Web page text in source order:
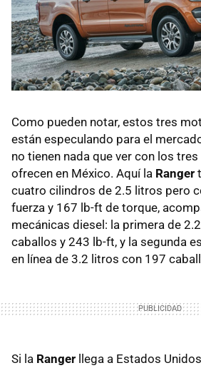
Como pueden notar, estos tres
están especulando para el
no tienen nada que ver con los
ofrecen en México. Aquí la Ranger
cuatro cilindros de 2.5 litros pero
fuerza y 167 lb-ft de torque,
mecánicas diesel: la primera de
caballos y 243 lb-ft, y la segunda
en línea de 3.2 litros con 197
Si la Ranger llega a Estados